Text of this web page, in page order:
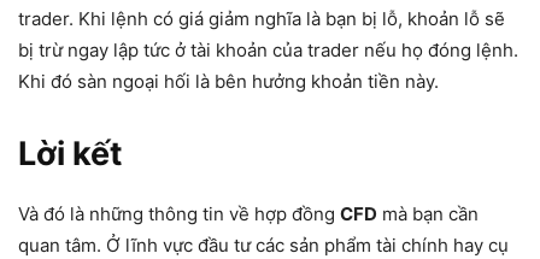
trader. Khi lệnh có giá giảm nghĩa là bạn bị lỗ, khoản lỗ sẽ
bị trừ ngay lập tức ở tài khoản của trader nếu họ đóng lệnh.
Khi đó sàn ngoại hối là bên hưởng khoản tiền này.
Lời kết
Và đó là những thông tin về hợp đồng CFD mà bạn cần
quan tâm. Ở lĩnh vực đầu tư các sản phẩm tài chính hay cụ